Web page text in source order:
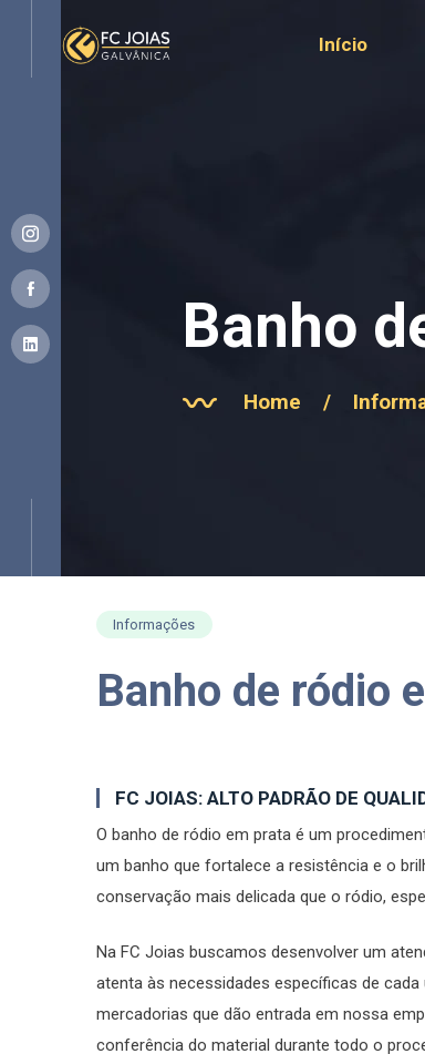
Início
Banho
Home /
Informações
Banho de ródio
FC JOIAS: ALTO PADRÃO DE
O banho de ródio em prata é um
um banho que fortalece a resistência e o
conservação mais delicada que o ródio,
Na FC Joias buscamos desenvolver um
atenta às necessidades específicas de
mercadorias que dão entrada em nossa
conferência do material durante todo o